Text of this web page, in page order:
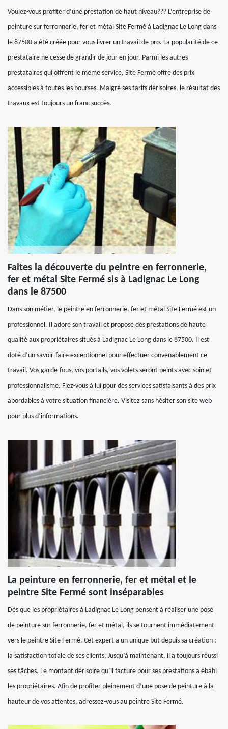
Voulez-vous profiter d’une prestation de haut niveau??? L’entreprise de
peinture sur ferronnerie, fer et métal Site Fermé à Ladignac Le Long dans
le 87500 a été créée pour vous livrer un travail de pro. La popularité de ce
prestataire ne cesse de grandir de jour en jour. Parmi les autres
prestataires qui offrent le même service, Site Fermé offre des prix
accessibles à toutes les bourses. Malgré ses tarifs dérisoires, le résultat des
travaux est toujours un franc succès.
Faites la découverte du peintre en ferronnerie,
fer et métal Site Fermé sis à Ladignac Le Long
dans le 87500
Dans son métier, le peintre en ferronnerie, fer et métal Site Fermé est un
professionnel. Il adore son travail et propose des prestations de haute
qualité aux propriétaires situés à Ladignac Le Long dans le 87500. Il est
doté d’un savoir-faire exceptionnel pour effectuer convenablement ce
travail. Vos garde-fous, vos portails, vos volets seront peints avec soin et
professionnalisme. Fiez-vous à lui pour des services satisfaisants à des prix
abordables à votre situation financière. Visitez sans hésiter son site web
pour plus d’informations.
La peinture en ferronnerie, fer et métal et le
peintre Site Fermé sont inséparables
Dès que les propriétaires à Ladignac Le Long pensent à réaliser une pose
de peinture sur ferronnerie, fer et métal, ils se tournent immédiatement
vers le peintre Site Fermé. Cet expert a un unique but depuis sa création :
la satisfaction totale de ses clients. Jusqu’à maintenant, il a toujours réussi
ses tâches. Le montant dérisoire qu’il facture pour ses prestations a ébahi
les propriétaires. Afin de profiter pleinement d’une pose de peinture à la
hauteur de vos attentes, adressez-vous au peintre Site Fermé.